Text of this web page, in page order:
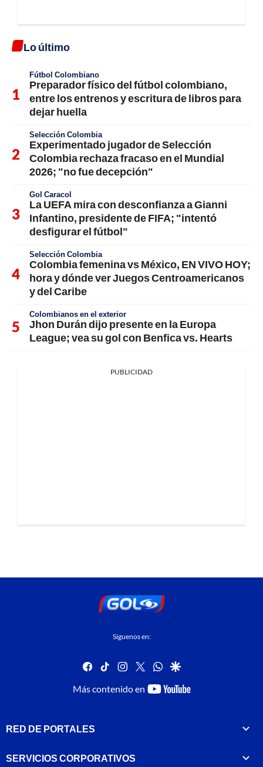
Lo último
Fútbol Colombiano
Preparador físico del fútbol colombiano,
entre los entrenos y escritura de libros para
dejar huella
Selección Colombia
Experimentado jugador de Selección
Colombia rechaza fracaso en el Mundial
2026; "no fue decepción"
Gol Caracol
La UEFA mira con desconfianza a Gianni
Infantino, presidente de FIFA; "intentó
desfigurar el fútbol"
Selección Colombia
Colombia femenina vs México, EN VIVO HOY;
hora y dónde ver Juegos Centroamericanos
y del Caribe
Colombianos en el exterior
Jhon Durán dijo presente en la Europa
League; vea su gol con Benfica vs. Hearts
PUBLICIDAD
Síguenos en:
facebook
tiktok instagram
twitterwhatsapp
google
Más contenido en
youtube-
RED DE PORTALES
SERVICIOS CORPORATIVOS